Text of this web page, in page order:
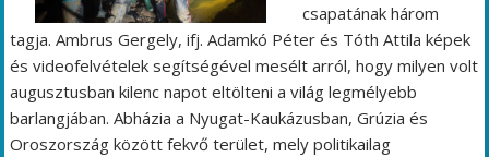
csapatának három
tagja. Ambrus Gergely, ifj. Adamkó Péter és Tóth Attila képek
és videofelvételek segítségével mesélt arról, hogy milyen volt
augusztusban kilenc napot eltölteni a világ legmélyebb
barlangjában. Abházia a Nyugat-Kaukázusban, Grúzia és
Oroszország között fekvő terület, mely politikailag